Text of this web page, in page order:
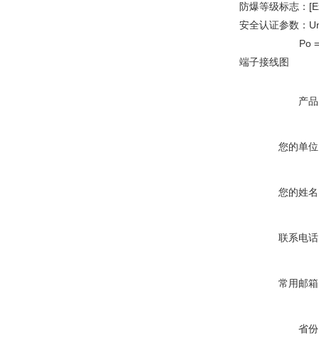
防爆等级标志：
安全认证参数
Po =
端子接线图
产
您的单
您的姓
联系电
常用邮
省